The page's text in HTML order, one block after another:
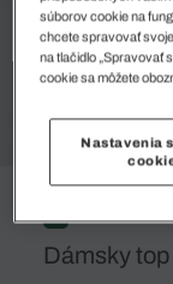
%
Dámsky
súborov cookie na
chcete spravovať
na tlačidlo „Spravovať
cookie sa môžete
Nastavenia